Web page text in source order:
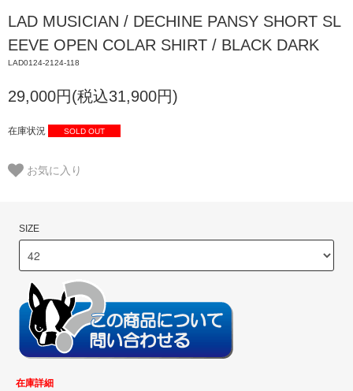
LAD MUSICIAN / DECHINE PANSY SHORT SL
EEVE OPEN COLAR SHIRT / BLACK DARK
LAD0124-2124-118
29,000円(税込31,900円)
在庫状況 SOLD OUT
お気に入り
SIZE
在庫詳細